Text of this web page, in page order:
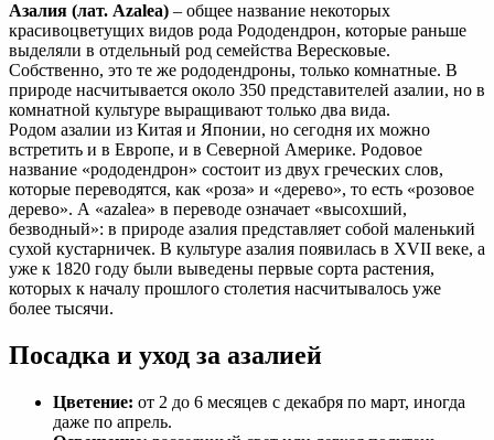
Азалия (лат. Azalea) – общее название некоторых
красивоцветущих видов рода Рододендрон, которые раньше
выделяли в отдельный род семейства Вересковые.
Собственно, это те же рододендроны, только комнатные. В
природе насчитывается около 350 представителей азалии, но в
комнатной культуре выращивают только два вида.
Родом азалии из Китая и Японии, но сегодня их можно
встретить и в Европе, и в Северной Америке. Родовое
название «рододендрон» состоит из двух греческих слов,
которые переводятся, как «роза» и «дерево», то есть «розовое
дерево». А «azalea» в переводе означает «высохший,
безводный»: в природе азалия представляет собой маленький
сухой кустарничек. В культуре азалия появилась в XVII веке, а
уже к 1820 году были выведены первые сорта растения,
которых к началу прошлого столетия насчитывалось уже
более тысячи.
Посадка и уход за азалией
Цветение: от 2 до 6 месяцев с декабря по март, иногда
даже по апрель.